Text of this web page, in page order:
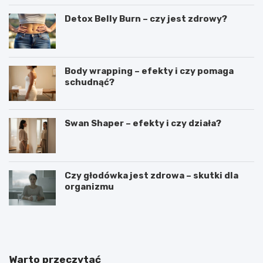
Detox Belly Burn – czy jest zdrowy?
Body wrapping – efekty i czy pomaga
schudnąć?
Swan Shaper – efekty i czy działa?
Czy głodówka jest zdrowa – skutki dla
organizmu
D
e
B
r
Warto przeczytać